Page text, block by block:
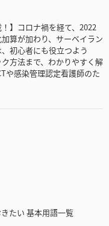
】コロナ禍を経て、2022
算が加わり、サーベイラン
初心者にも役立つよう
方法まで、わかりやすく解
や感染管理認定看護師のた
たい 基本用語一覧